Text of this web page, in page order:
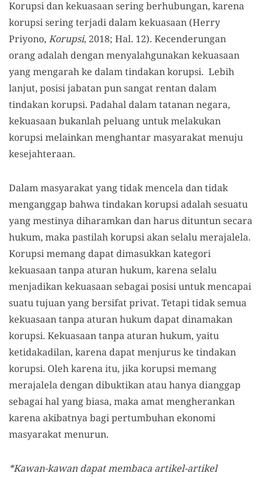
Korupsi dan kekuasaan sering berhubungan, karena
korupsi sering terjadi dalam kekuasaan (Herry
Priyono, Korupsi, 2018; Hal. 12). Kecenderungan
orang adalah dengan menyalahgunakan kekuasaan
yang mengarah ke dalam tindakan korupsi. Lebih
lanjut, posisi jabatan pun sangat rentan dalam
tindakan korupsi. Padahal dalam tatanan negara,
kekuasaan bukanlah peluang untuk melakukan
korupsi melainkan menghantar masyarakat menuju
kesejahteraan.
Dalam masyarakat yang tidak mencela dan tidak
menganggap bahwa tindakan korupsi adalah sesuatu
yang mestinya diharamkan dan harus dituntun secara
hukum, maka pastilah korupsi akan selalu merajalela.
Korupsi memang dapat dimasukkan kategori
kekuasaan tanpa aturan hukum, karena selalu
menjadikan kekuasaan sebagai posisi untuk mencapai
suatu tujuan yang bersifat privat. Tetapi tidak semua
kekuasaan tanpa aturan hukum dapat dinamakan
korupsi. Kekuasaan tanpa aturan hukum, yaitu
ketidakadilan, karena dapat menjurus ke tindakan
korupsi. Oleh karena itu, jika korupsi memang
merajalela dengan dibuktikan atau hanya dianggap
sebagai hal yang biasa, maka amat mengherankan
karena akibatnya bagi pertumbuhan ekonomi
masyarakat menurun.
*Kawan-kawan dapat membaca artikel-artikel